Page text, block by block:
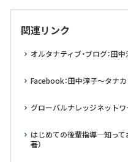
関連リンク
オルタナティブ・ブログ：田
Facebook：田中淳子～タナ
グローバルナレッジネット
はじめての後輩指導―知って
著）